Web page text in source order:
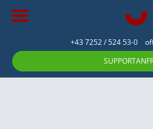
+43 7252 / 524 53-0